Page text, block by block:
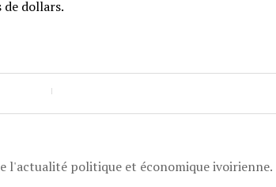
dollars.
l'actualité politique et économique ivoirienne.